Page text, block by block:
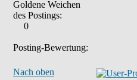
Goldene Weichen
des Postings:
0
Posting-Bewertung:
Nach oben